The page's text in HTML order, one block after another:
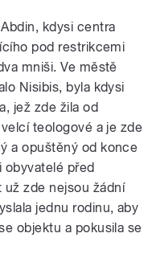
kdysi centra
pod restrikcemi
mniši. Ve městě
Nisibis, byla kdysi
jež zde žila od
teologové a je zde
a opuštěný od konce
obyvatelé před
zde nejsou žádní
jednu rodinu, aby
objektu a pokusila se